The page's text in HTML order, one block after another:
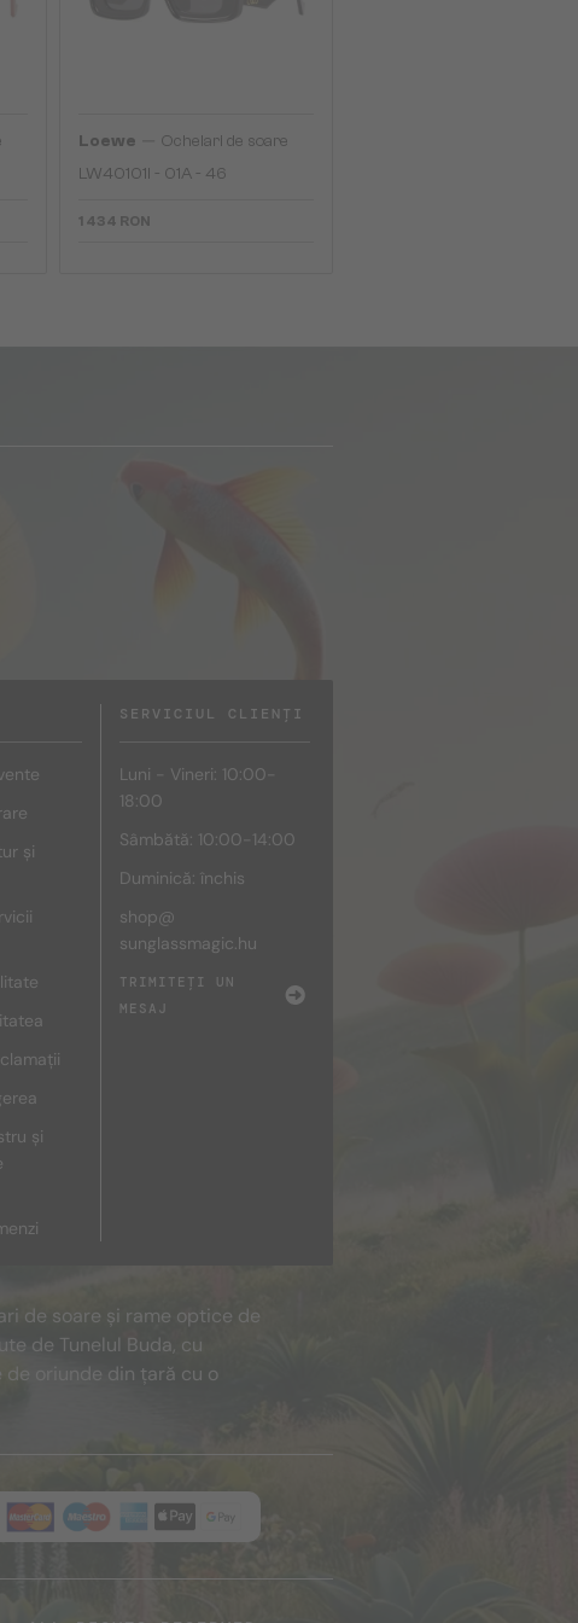
Loewe
Ochelari de soare
LW40101I - 01A - 46
1 434 RON
și
și
SERVICIUL CLIENȚI
Luni - Vineri: 10:00-
18:00
Sâmbătă: 10:00-14:00
Duminică: închis
shop@
sunglassmagic.hu
TRIMITEȚI UN
MESAJ
de soare și rame optice de
de Tunelul Buda, cu
oriunde din țară cu o